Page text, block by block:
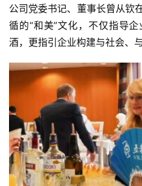
公司党委书记、董事长曾从钦
循的“和美”文化，不仅指导
酒，更指引企业构建与社会、